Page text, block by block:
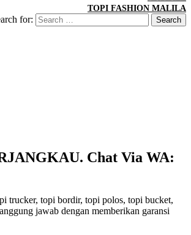
TOPI FASHION MALILA
for:
Chat Via WA:
trucker, topi bordir, topi polos, topi bucket,
jawab dengan memberikan garansi